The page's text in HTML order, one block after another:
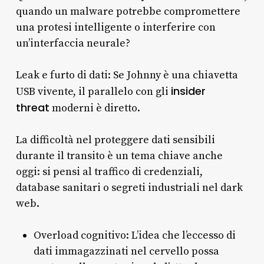
quando un malware potrebbe compromettere
una protesi intelligente o interferire con
un’interfaccia neurale?
Leak e furto di dati: Se Johnny è una chiavetta
USB vivente, il parallelo con gli insider
threat moderni è diretto.
La difficoltà nel proteggere dati sensibili
durante il transito è un tema chiave anche
oggi: si pensi al traffico di credenziali,
database sanitari o segreti industriali nel dark
web.
Overload cognitivo: L’idea che l’eccesso di
dati immagazzinati nel cervello possa